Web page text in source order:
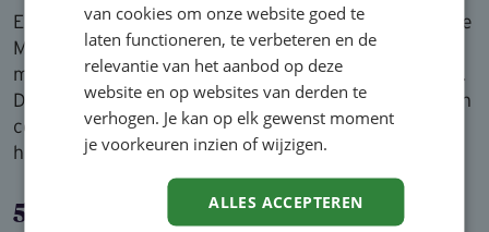
Een oordeel van het College voor de Rechten van de
Mens is overigens juridisch niet bindend. Een
medewerker kan er dus geen rechten aan ontlenen.
De werkgever is vrij om te bepalen of hij wel of geen
compensatie aanbiedt aan parttimers. Soms staan
hierover afspraken in de cao.
5. Kan de werkgever medewerkers
van cookies om onze website goed te
laten functioneren, te verbeteren en de
relevantie van het aanbod op deze
website en op websites van derden te
verhogen. Je kan op elk gewenst moment
je voorkeuren inzien of wijzigen.
ALLES ACCEPTEREN